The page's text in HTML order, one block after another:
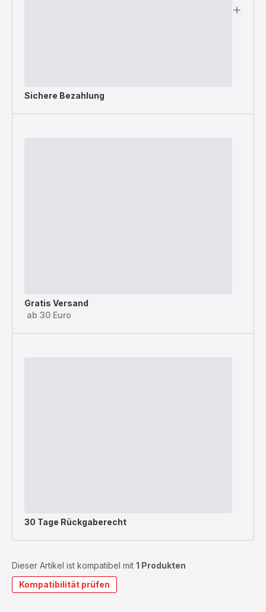
Sichere Bezahlung
Gratis Versand
ab 30 Euro
30 Tage Rückgaberecht
Dieser Artikel ist kompatibel mit 1 Produkten
Kompatibilität prüfen